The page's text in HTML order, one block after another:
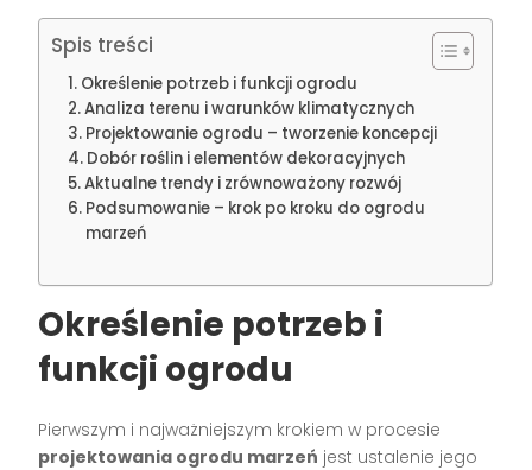
Spis treści
Określenie potrzeb i funkcji ogrodu
Analiza terenu i warunków klimatycznych
Projektowanie ogrodu – tworzenie koncepcji
Dobór roślin i elementów dekoracyjnych
Aktualne trendy i zrównoważony rozwój
Podsumowanie – krok po kroku do ogrodu
marzeń
Określenie potrzeb i
funkcji ogrodu
Pierwszym i najważniejszym krokiem w procesie
projektowania ogrodu marzeń jest ustalenie jego